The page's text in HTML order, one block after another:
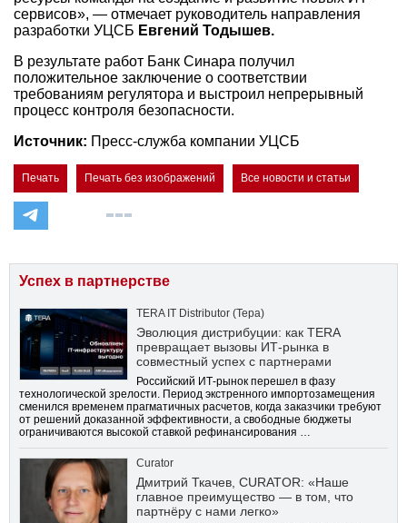
сервисов», — отмечает руководитель направления
разработки УЦСБ Евгений Тодышев.
В результате работ Банк Синара получил
положительное заключение о соответствии
требованиям регулятора и выстроил непрерывный
процесс контроля безопасности.
Источник: Пресс-служба компании УЦСБ
Печать Печать без изображений Все новости и статьи
Успех в партнерстве
TERA IT Distributor (Тера)
Эволюция дистрибуции: как TERA
превращает вызовы ИТ-рынка в
совместный успех с партнерами
Российский ИТ-рынок перешел в фазу
технологической зрелости. Период экстренного импортозамещения
сменился временем прагматичных расчетов, когда заказчики требуют
от решений доказанной эффективности, а свободные бюджеты
ограничиваются высокой ставкой рефинансирования …
Curator
Дмитрий Ткачев, CURATOR: «Наше
главное преимущество — в том, что
партнёру с нами легко»